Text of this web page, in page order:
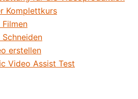
Komplettkurs
Filmen
erstellen
Video Assist Test